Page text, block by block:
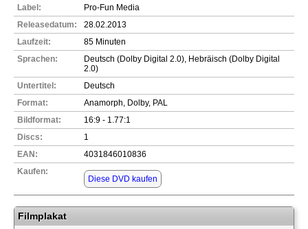
Label:
Pro-Fun Media
Releasedatum:
28.02.2013
Laufzeit:
85 Minuten
Sprachen:
Deutsch (Dolby Digital 2.0), Hebräisch (Dolby Digital
2.0)
Untertitel:
Deutsch
Format:
Anamorph, Dolby, PAL
Bildformat:
16:9 - 1.77:1
Discs:
1
EAN:
4031846010836
Kaufen:
Diese DVD kaufen
Filmplakat